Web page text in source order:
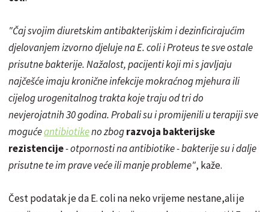
"Čaj svojim diuretskim antibakterijskim i dezinficirajućim
djelovanjem izvorno djeluje na E. coli i Proteus te sve ostale
prisutne bakterije. Nažalost, pacijenti koji mi s javljaju
najčešće imaju kronične infekcije mokraćnog mjehura ili
cijelog urogenitalnog trakta koje traju od tri do
nevjerojatnih 30 godina. Probali su i promijenili u terapiji sve
mogućeantibiotikeno zbograzvoja bakterijske
rezistencije- otpornosti na antibiotike - bakterije su i dalje
prisutne te im prave veće ili manje probleme", kaže.
Čest podatak je da E. coli na neko vrijeme nestane,ali je